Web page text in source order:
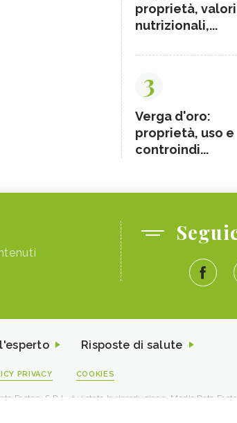
proprietà, valori
nutrizionali,...
3
Verga d'oro:
proprietà, uso e
controindi...
Risposte di salute
PRIVACY COOKIES
Factory S.R.L, è vietata la riproduzione. Media Data